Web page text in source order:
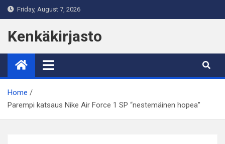
Skip
to
content
Friday, August 7, 2026
Kenkäkirjasto
Home
Parempi katsaus Nike Air Force 1 SP “nestemäinen hopea”